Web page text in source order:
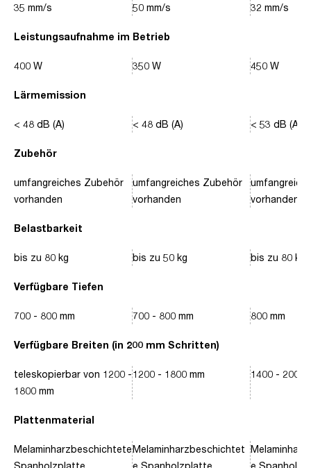
Leistungsaufnahme im Betrieb
Lärmemission
Zubehör
Belastbarkeit
Verfügbare Tiefen
Verfügbare Breiten (in 200 mm Schritten)
Plattenmaterial
35 mm/s
400 W
< 48 dB (A)
umfangreiches Zubehör
vorhanden
bis zu 80 kg
700 - 800 mm
teleskopierbar von 1200 -
1800 mm
Melaminharzbeschichtete
Spanholzplatte
50 mm/s
350 W
< 48 dB (A)
umfangreiches Zubehör
vorhanden
bis zu 50 kg
700 - 800 mm
1200 - 1800 mm
Melaminharzbeschichtet
e Spanholzplatte
32 mm/s
450 W
< 53 dB (A)
vorhanden
bis zu 80 kg
800 mm
1400 - 2000
e